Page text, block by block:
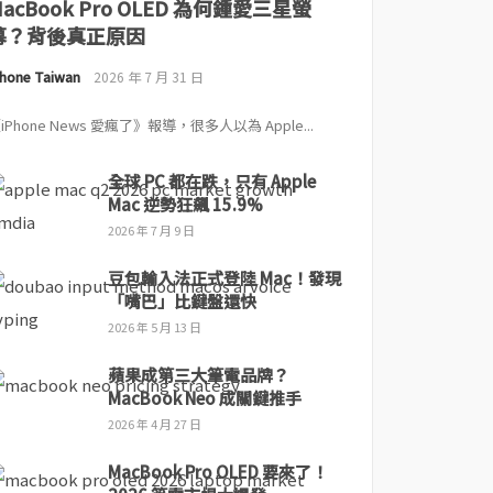
Pro OLED 為何鍾愛三星螢
？背後真正原因
Taiwan 2026 年 7 月 31 日
News 愛瘋了》報導，很多人以為 Apple...
全球 PC 都在跌，只有 Apple
Mac 逆勢狂飆 15.9%
2026 年 7 月 9 日
豆包輸入法正式登陸 Mac！發現
「嘴巴」比鍵盤還快
2026 年 5 月 13 日
蘋果成第三大筆電品牌？
MacBook Neo 成關鍵推手
2026 年 4 月 27 日
MacBook Pro OLED 要來了！